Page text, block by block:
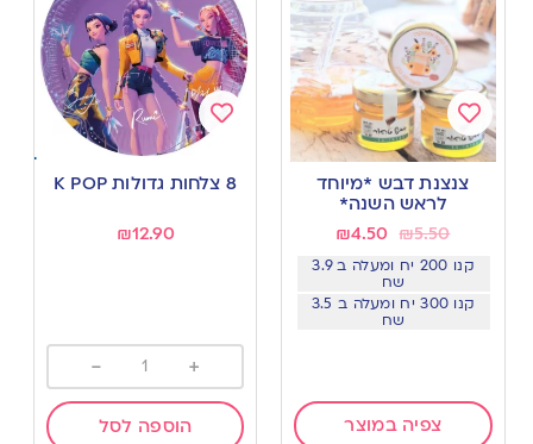
Add
wishlist
צנצנת דבש *מיוחד
לראש השנה*
₪5.50
₪4.50
קנו 200 יח ומעלה ב 3.9
שח
קנו 300 יח ומעלה ב 3.5
שח
צפיה במוצר
to
wishlist
8 צלחות גדולות K POP
₪12.90
+
-
הוספה לסל